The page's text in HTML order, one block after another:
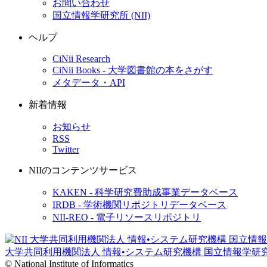
お問い合わせ
国立情報学研究所 (NII)
ヘルプ
CiNii Research
CiNii Books - 大学図書館の本をさがす
メタデータ・API
新着情報
お知らせ
RSS
Twitter
NIIのコンテンツサービス
KAKEN - 科学研究費助成事業データベース
IRDB - 学術機関リポジトリデータベース
NII-REO - 電子リソースリポジトリ
大学共同利用機関法人 情報•システム研究機構 国立情報学研
© National Institute of Informatics